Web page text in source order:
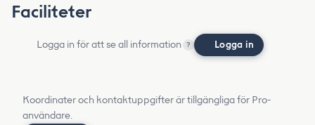
Faciliteter
Logga in för att se all information ? Logga in
Koordinater och kontaktuppgifter är tillgängliga för Pro-
användare.